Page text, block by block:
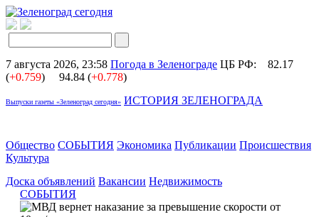
7 августа 2026, 23:58 Погода в Зеленограде ЦБ РФ:
82.17
(+0.759) 94.84 (+0.778)
Выпуски газеты «Зеленоград сегодня» ИСТОРИЯ ЗЕЛЕНОГРАДА
Общество СОБЫТИЯ Экономика Публикации Происшествия
Культура
Доска объявлений Вакансии Недвижимость
СОБЫТИЯ